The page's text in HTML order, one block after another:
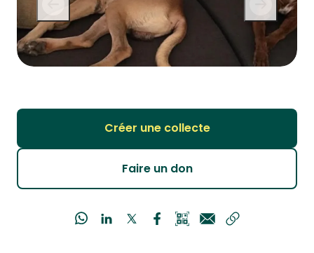
Créer une collecte
Faire un don